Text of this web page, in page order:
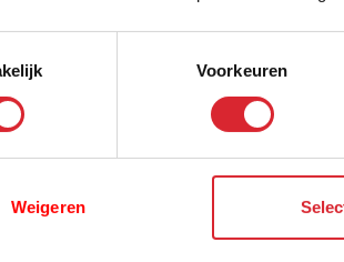
Voorkeuren
Weigeren